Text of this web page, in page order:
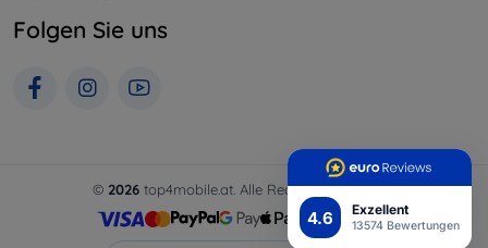
4.6 Exzellent
13574 Bewertungen
Folgen Sie uns
© 2026top4mobile.at. Alle Rechte vorbehalten.